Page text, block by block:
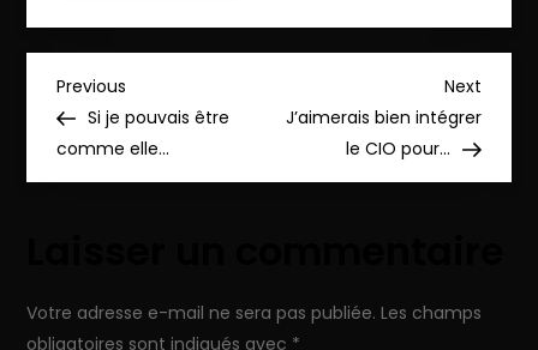
bout
changé
N
a
g
Previous
Post
Previous
Si je pouvais être
comme elle…
Next
Post
Next
J’aimerais bien intégrer
le CIO pour…
Votre adresse e-mail ne sera pas publiée. Les champs
obligatoires sont indiqués avec *